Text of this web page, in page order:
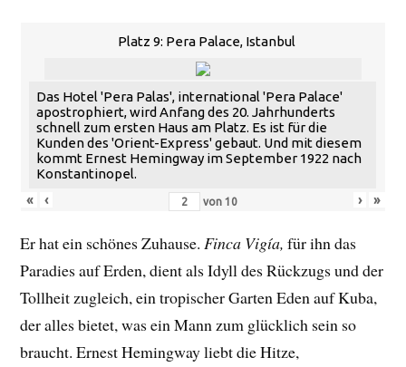
Platz 9: Pera Palace, Istanbul
Das Hotel 'Pera Palas', international 'Pera Palace'
apostrophiert, wird Anfang des 20. Jahrhunderts
schnell zum ersten Haus am Platz. Es ist für die
Kunden des 'Orient-Express' gebaut. Und mit diesem
kommt Ernest Hemingway im September 1922 nach
Konstantinopel.
«
‹ von 10 › »
Er hat ein schönes Zuhause.Finca Vigía, für ihn das
Paradies auf Erden, dient als Idyll des Rückzugs und der
Tollheit zugleich, ein tropischer Garten Eden auf Kuba,
der alles bietet, was ein Mann zum glücklich sein so
braucht. Ernest Hemingway liebt die Hitze,